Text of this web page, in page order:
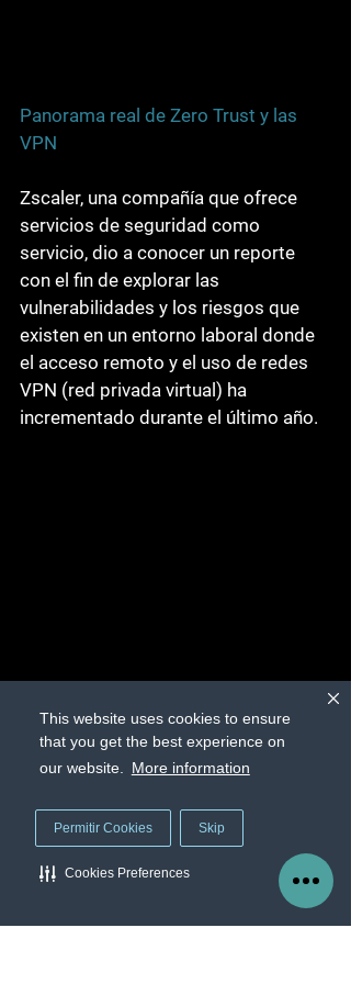
This website uses cookies to ensure
that you get the best experience on
our website. More information
Permitir Cookies Skip
Cookies Preferences
Panorama real de Zero Trust y las
VPN
Zscaler, una compañía que ofrece
servicios de seguridad como
servicio, dio a conocer un reporte
con el fin de explorar las
vulnerabilidades y los riesgos que
existen en un entorno laboral donde
el acceso remoto y el uso de redes
VPN (red privada virtual) ha
incrementado durante el último año.
Figura 3. Parte de la encuesta
realizada por Zscaler referente al uso
Fuente: 2021 VPN Risk Report,